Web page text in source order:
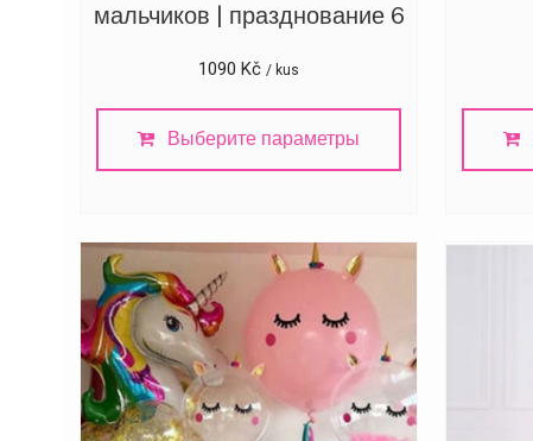
мальчиков | празднование 6
1090Kč / kus
Выберите параметры